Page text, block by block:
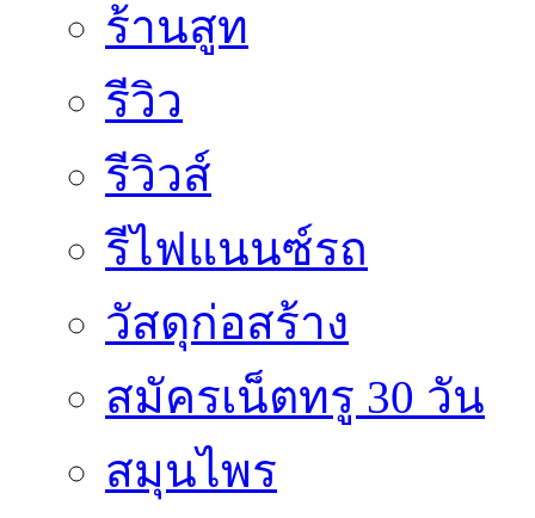
ร้านสูท
รีวิว
รีวิวส์
รีไฟแนนซ์รถ
วัสดุก่อสร้าง
สมัครเน็ตทรู 30 วัน
สมุนไพร